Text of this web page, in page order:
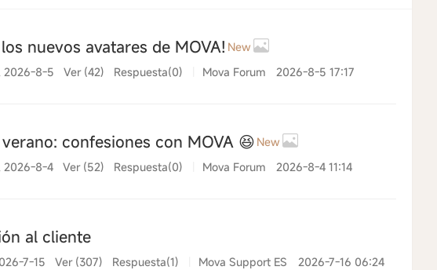
nuevos avatares de MOVA! New
2026-8-5 Ver (42) Respuesta(0) Mova Forum 2026-8-5 17:17
confesiones con MOVA 😆 New
2026-8-4 Ver (52) Respuesta(0) Mova Forum 2026-8-4 11:14
al cliente
7-15 Ver (307) Respuesta(1) Mova Support ES 2026-7-16 06:24